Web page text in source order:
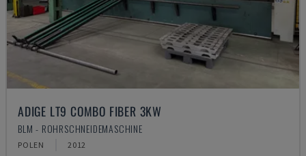
ADIGE LT9 COMBO FIBER 3KW
BLM - ROHRSCHNEIDEMASCHINE
POLEN 2012